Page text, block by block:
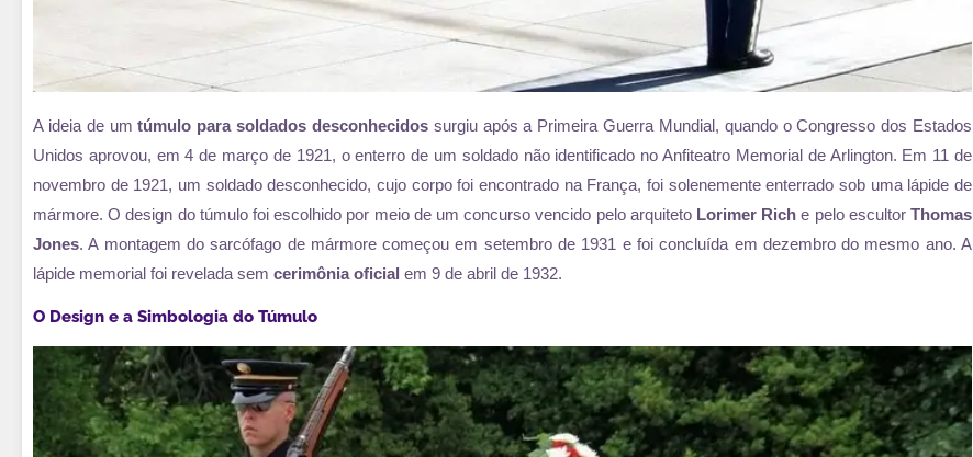
A ideia de umtúmulo para soldados desconhecidossurgiu após a Primeira Guerra Mundial, quando o Congresso dos Estados
Unidos aprovou, em 4 de março de 1921, o enterro de um soldado não identificado no Anfiteatro Memorial de Arlington. Em 11 de
novembro de 1921, um soldado desconhecido, cujo corpo foi encontrado na França, foi solenemente enterrado sob uma lápide de
mármore. O design do túmulo foi escolhido por meio de um concurso vencido pelo arquiteto Lorimer Rich e pelo escultorThomas
Jones. A montagem do sarcófago de mármore começou em setembro de 1931 e foi concluída em dezembro do mesmo ano. A
lápide memorial foi revelada sem cerimônia oficial em 9 de abril de 1932.
O Design e a Simbologia do Túmulo